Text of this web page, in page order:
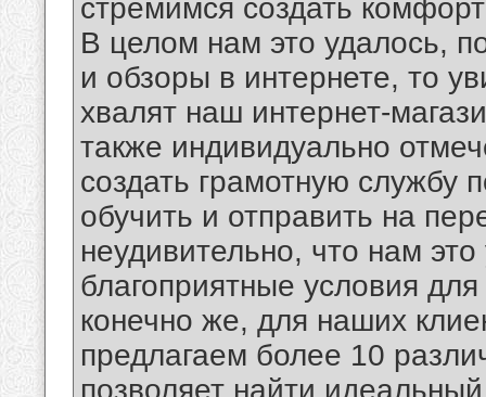
стремимся создать
В целом нам это удалось,
и обзоры в интернете, то
хвалят наш интернет-
также индивидуально
создать грамотную службу
обучить и отправить на
неудивительно, что нам
благоприятные условия
конечно же, для наших
предлагаем более 10